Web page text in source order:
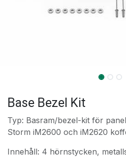
Base Bezel Kit
Typ: Basram/bezel-kit för
Storm iM2600 och iM2620
Innehåll: 4 hörnstycken,